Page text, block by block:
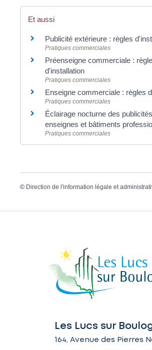
Et aussi
Publicité extérieure : règles
Pratiques commerciales
Préenseigne commerciale :
d'installation
Pratiques commerciales
Enseigne commerciale : règles
Pratiques commerciales
Éclairage nocturne des
enseignes et bâtiments
Pratiques commerciales
© Direction de l'information légale et
Les Lucs sur
164, Avenue des Pierres